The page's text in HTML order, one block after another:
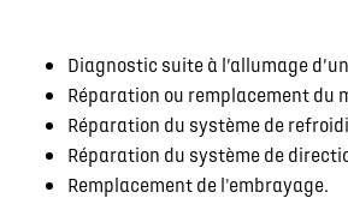
Diagnostic suite à l’allumage
Réparation ou remplacement du
Réparation du système de
Réparation du système de
Remplacement de l'embrayage.